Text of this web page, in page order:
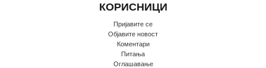
КОРИСНИЦИ
Пријавите се
Oбјавите новост
Коментари
Питања
Оглашавање